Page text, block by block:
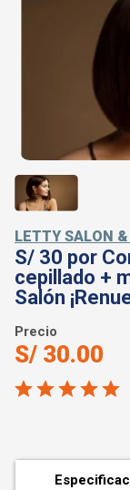
LETTY SALON
S/ 30 por
cepillado +
Salón
Precio
S/ 30.00